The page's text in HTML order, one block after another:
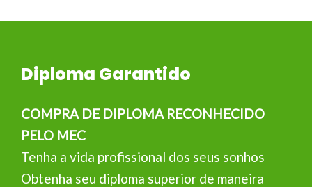
Diploma Garantido
COMPRA DE DIPLOMA RECONHECIDO
PELO MEC
Tenha a vida profissional dos seus sonhos
Obtenha seu diploma superior de maneira